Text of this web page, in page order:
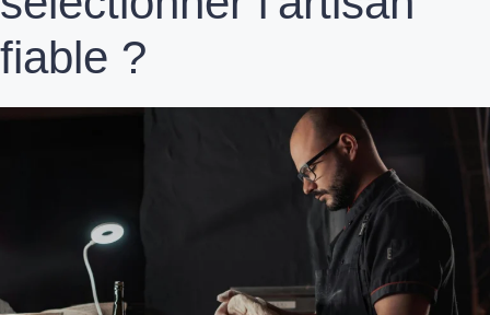
fiable ?